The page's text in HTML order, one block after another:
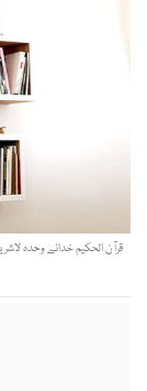
قرآن الحکیم خدائے وحدہ